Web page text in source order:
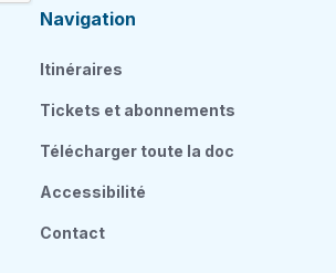
Navigation
Itinéraires
Tickets et abonnements
Télécharger toute la doc
Accessibilité
Contact